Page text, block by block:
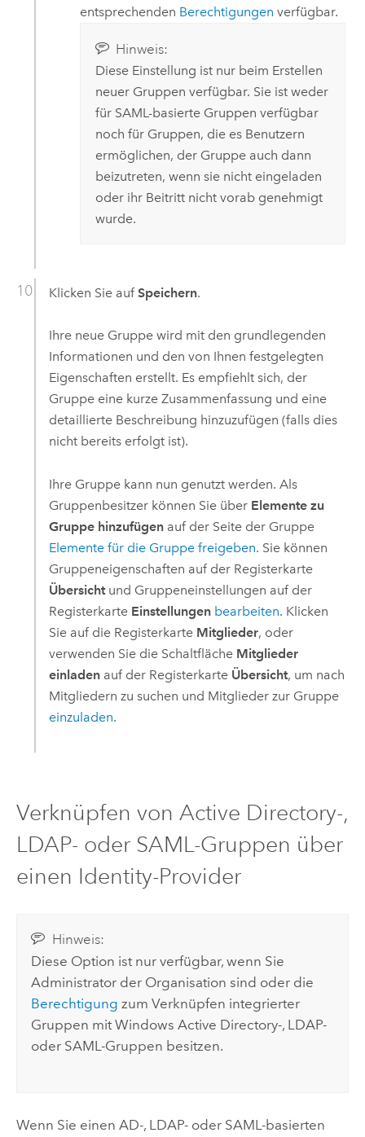
entsprechenden Berechtigungen verfügbar.
Hinweis:
Diese Einstellung ist nur beim Erstellen
neuer Gruppen verfügbar. Sie ist weder
für SAML -basierte Gruppen verfügbar
noch für Gruppen, die es Benutzern
ermöglichen, der Gruppe auch dann
beizutreten, wenn sie nicht eingeladen
oder ihr Beitritt nicht vorab genehmigt
wurde.
Klicken Sie auf Speichern.
Ihre neue Gruppe wird mit den grundlegenden
Informationen und den von Ihnen festgelegten
Eigenschaften erstellt. Es empfiehlt sich, der
Gruppe eine kurze Zusammenfassung und eine
detaillierte Beschreibung hinzuzufügen (falls dies
nicht bereits erfolgt ist).
Ihre Gruppe kann nun genutzt werden. Als
Gruppenbesitzer können Sie über Elemente zu
Gruppe hinzufügenauf der Seite der Gruppe
Elemente für die Gruppe freigeben. Sie können
Gruppeneigenschaften auf der Registerkarte
Übersichtund Gruppeneinstellungen auf der
Registerkarte Einstellungen bearbeiten. Klicken
Sie auf die Registerkarte Mitglieder, oder
verwenden Sie die Schaltfläche Mitglieder
einladenauf der Registerkarte Übersicht, um nach
Mitgliedern zu suchen und Mitglieder zur Gruppe
einzuladen.
Verknüpfen von Active Directory-,
LDAP- oder SAML-Gruppen über
einen Identity-Provider
Hinweis:
Diese Option ist nur verfügbar, wenn Sie
Administrator der Organisation sind oder die
Berechtigung zum Verknüpfen integrierter
Gruppen mitWindows Active Directory-, LDAP-
oder SAML-Gruppen besitzen.
Wenn Sie einen AD-, LDAP- oder SAML-basierten